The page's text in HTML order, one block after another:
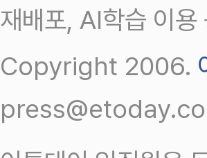
재배포, AI학습 이용
Copyright 2006.